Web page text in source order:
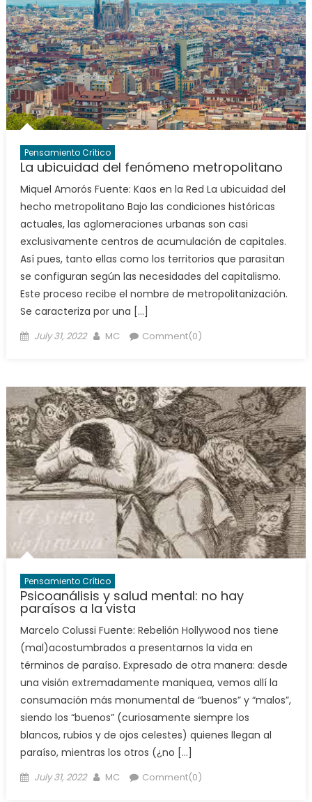
Pensamiento Crítico
La ubicuidad del fenómeno metropolitano
Miquel Amorós Fuente: Kaos en la Red La ubicuidad del
hecho metropolitano Bajo las condiciones históricas
actuales, las aglomeraciones urbanas son casi
exclusivamente centros de acumulación de capitales.
Así pues, tanto ellas como los territorios que parasitan
se configuran según las necesidades del capitalismo.
Este proceso recibe el nombre de metropolitanización.
Se caracteriza por una […]
Posted
July 31, 2022 Author
MC Comment(0)
Pensamiento Crítico
Psicoanálisis y salud mental: no hay
paraísos a la vista
Marcelo Colussi Fuente: Rebelión Hollywood nos tiene
(mal)acostumbrados a presentarnos la vida en
términos de paraíso. Expresado de otra manera: desde
una visión extremadamente maniquea, vemos allí la
consumación más monumental de “buenos” y “malos”,
siendo los “buenos” (curiosamente siempre los
blancos, rubios y de ojos celestes) quienes llegan al
paraíso, mientras los otros (¿no […]
Posted
July 31, 2022 Author
MC Comment(0)